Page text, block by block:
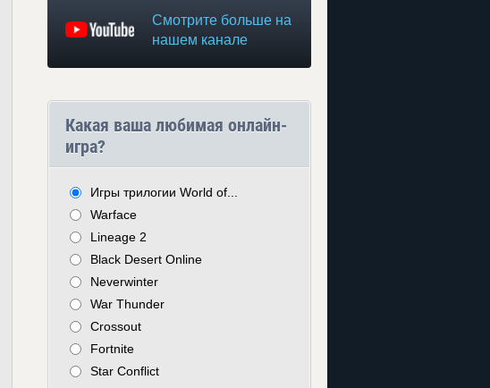
Смотрите больше на
нашем канале
Какая ваша любимая онлайн-
игра?
Игры трилогии World of...
Warface
Lineage 2
Black Desert Online
Neverwinter
War Thunder
Crossout
Fortnite
Star Conflict